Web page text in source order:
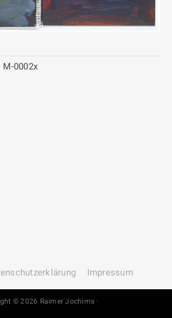
M-0002x
Impressum
© 2026 Raimer Jochims ·